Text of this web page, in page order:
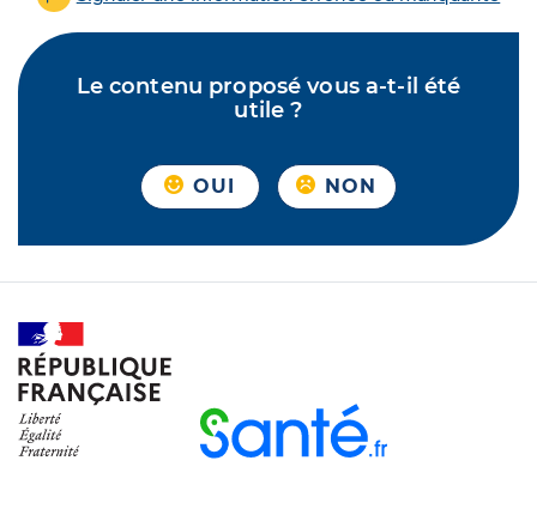
Le contenu proposé vous a-t-il été
utile ?
OUI NON